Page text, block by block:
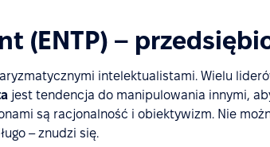
(ENTP) –
intelektualistami. Wielu
jest tendencja do manipulowania innymi,
są racjonalność i obiektywizm. Nie
– znudzi się.